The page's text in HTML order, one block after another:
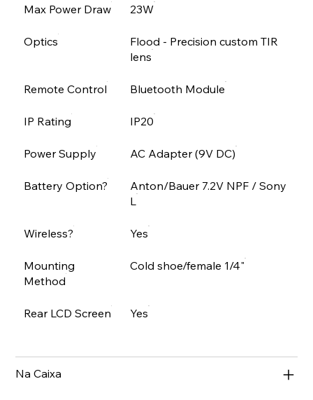
Max Power Draw 23W
Optics
Flood - Precision custom TIR
lens
Remote Control Bluetooth Module
IP Rating IP20
Power Supply AC Adapter (9V DC)
Battery Option?
Anton/Bauer 7.2V NPF / Sony
L
Wireless? Yes
Mounting
Method
Cold shoe/female 1/4"
Rear LCD Screen Yes
Na Caixa